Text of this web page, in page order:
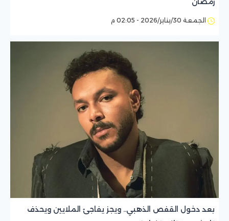
الجمعة 30/يناير/2026 - 02:05 م
بعد دخول القفص الذهبي.. ويجز يفاجئ الملايين ويحذف